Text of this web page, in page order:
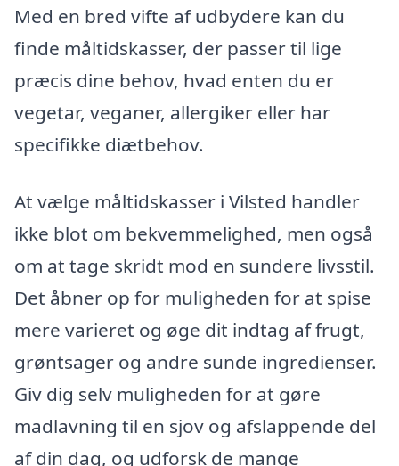
Med en bred vifte af udbydere kan du
finde måltidskasser, der passer til lige
præcis dine behov, hvad enten du er
vegetar, veganer, allergiker eller har
specifikke diætbehov.
At vælge måltidskasser i Vilsted handler
ikke blot om bekvemmelighed, men også
om at tage skridt mod en sundere livsstil.
Det åbner op for muligheden for at spise
mere varieret og øge dit indtag af frugt,
grøntsager og andre sunde ingredienser.
Giv dig selv muligheden for at gøre
madlavning til en sjov og afslappende del
af din dag, og udforsk de mange